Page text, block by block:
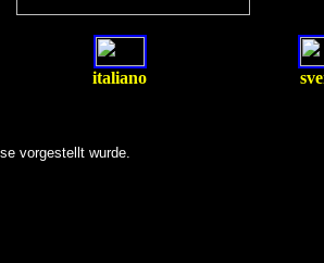
italiano
vorgestellt wurde.